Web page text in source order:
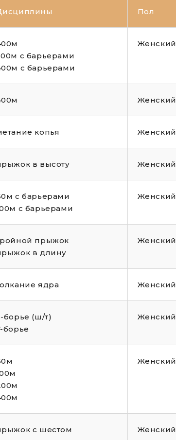
Пол
с барьерами
с барьерами
Женский
Женский
копья Женский
в высоту Женский
с барьерами
с барьерами
Женский
прыжок
в длину
Женский
ядра Женский
борье (ш/т)
борье
Женский
Женский
с шестом Женский